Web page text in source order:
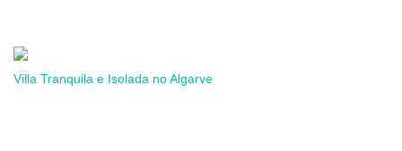
Villa Tranquila e Isolada no Algarve